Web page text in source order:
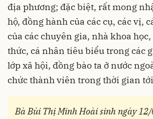
địa phương; đặc biệt, rất mong
hộ, đồng hành của các cụ, các vị,
của các chuyên gia, nhà khoa
thức, cá nhân tiêu biểu trong các
lớp xã hội, đồng bào ta ở nước
chức thành viên trong thời gian
Bà Bùi Thị Minh Hoài sinh ngày